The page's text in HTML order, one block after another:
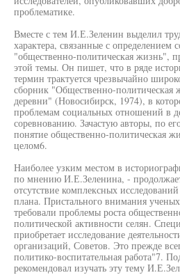
проблематике.
Вместе с тем И.Е.Зеленин выделил
характера, связанные с определением
"общественно-политическая жизнь",
этой темы. Он пишет, что в ряде
термин трактуется чрезвычайно
сборник "Общественно-политическая
деревни" (Новосибирск, 1974), в
проблемам социальных отношений в
соревнованию. Зачастую авторы, по
понятие общественно-политическая
целом6.
Наиболее узким местом в
по мнению И.Е.Зеленина, -
отсутствие комплексных
плана. Пристального внимания
требовали проблемы роста
политической активности селян.
приобретает исследование
организаций, Советов. Это прежде
политико-воспитательная работа"7.
рекомендовал изучать эту тему